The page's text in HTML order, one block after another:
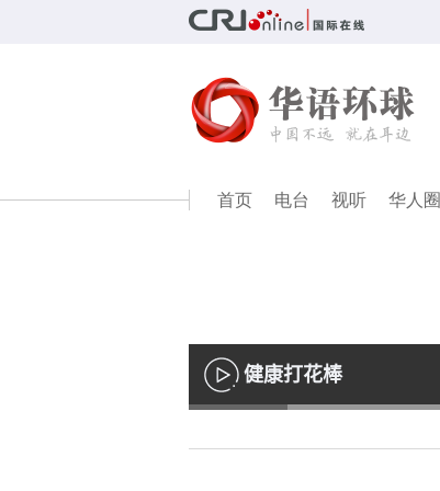
首页 电台 视听 华人圈
播
放
健康打花棒
Loaded: